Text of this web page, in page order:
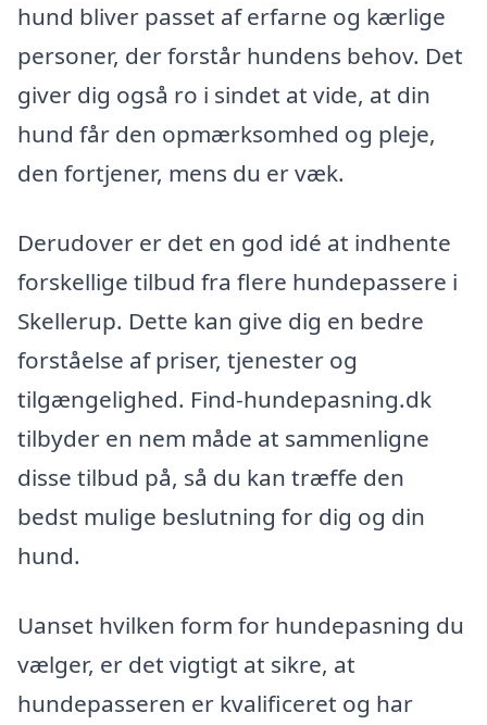
hund bliver passet af erfarne og kærlige
personer, der forstår hundens behov. Det
giver dig også ro i sindet at vide, at din
hund får den opmærksomhed og pleje,
den fortjener, mens du er væk.
Derudover er det en god idé at indhente
forskellige tilbud fra flere hundepassere i
Skellerup. Dette kan give dig en bedre
forståelse af priser, tjenester og
tilgængelighed. Find-hundepasning.dk
tilbyder en nem måde at sammenligne
disse tilbud på, så du kan træffe den
bedst mulige beslutning for dig og din
hund.
Uanset hvilken form for hundepasning du
vælger, er det vigtigt at sikre, at
hundepasseren er kvalificeret og har